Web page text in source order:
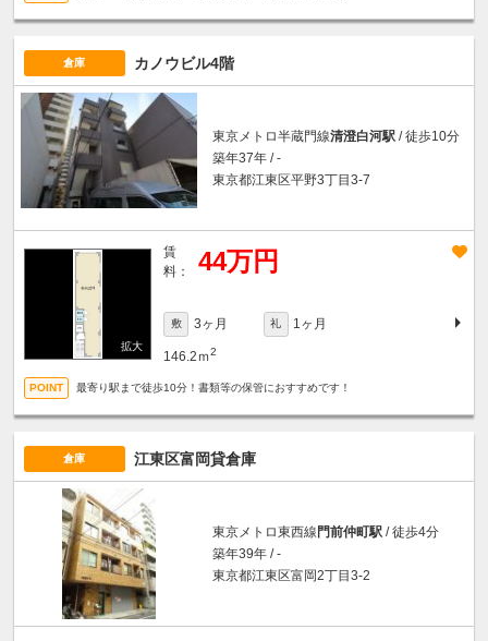
倉庫 カノウビル4階
東京メトロ半蔵門線清澄白河駅 / 徒歩10分
築年37年 / -
東京都江東区平野3丁目3-7
賃
料：
44万円
敷 3ヶ月 礼 1ヶ月
146.2ｍ2
最寄り駅まで徒歩10分！書類等の保管におすすめです！
倉庫 江東区富岡貸倉庫
東京メトロ東西線 門前仲町駅 / 徒歩4分
築年39年 / -
東京都江東区富岡2丁目3-2